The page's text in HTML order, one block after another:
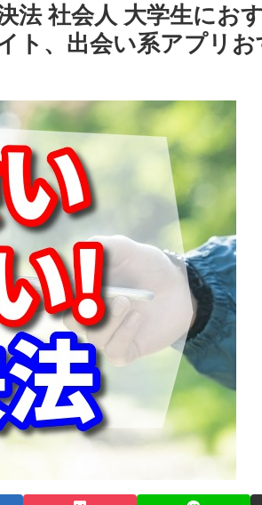
法 社会人 大学生にお
ト、出会い系アプリ